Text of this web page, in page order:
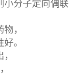
小分子定向偶联
，
。